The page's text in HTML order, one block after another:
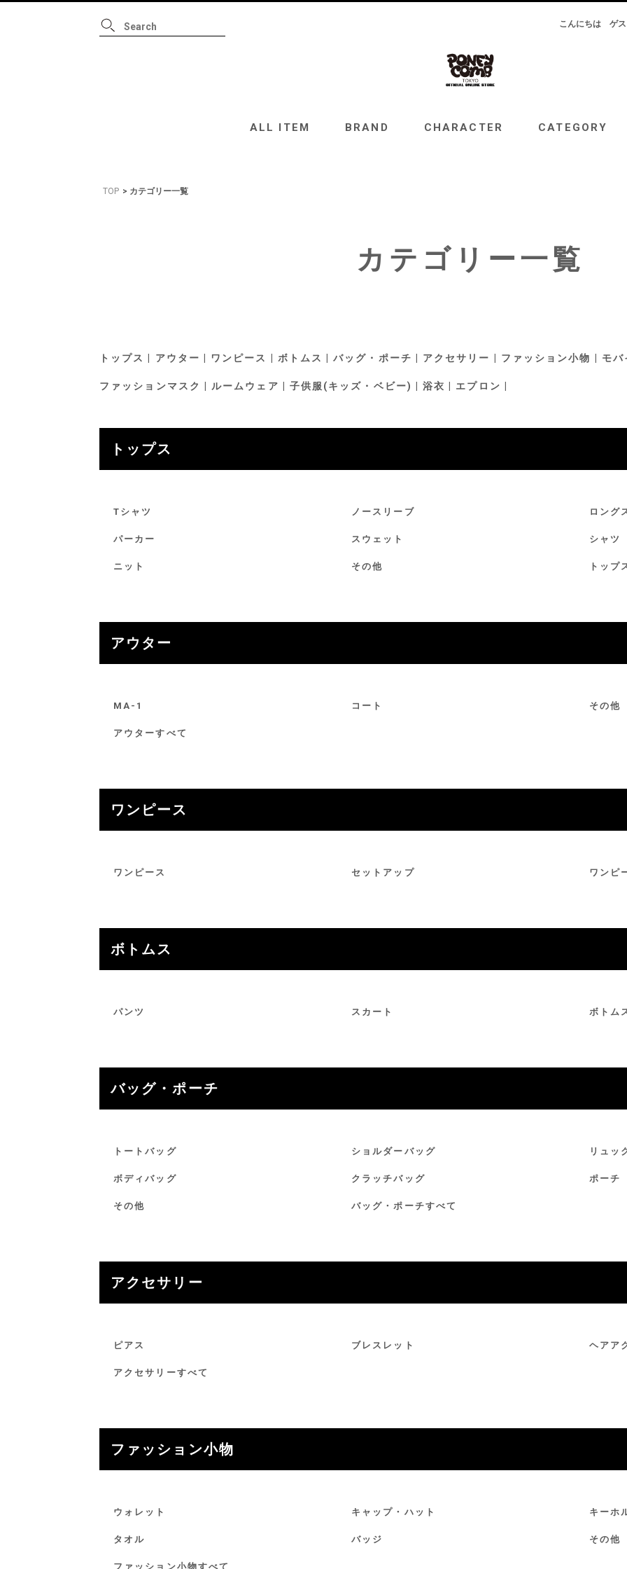
こんにちはゲ
ALL ITEM BRAND CHARACTER CATEGORY
ALL ITEM
TOP カテゴリー一覧
カテゴリー一覧
トップス アウター ワンピース ボトムス バッグ・ポーチ アクセサリー ファッション小物 モバ
ファッションマスク ルームウェア 子供服(キッズ・ベビー) 浴衣 エプロン
トップス
Tシャツ ノースリーブ ロング
パーカー スウェット シャツ
ニット その他 トップ
アウター
MA-1 コート その他
アウターすべて
ワンピース
ワンピース セットアップ ワンピ
ボトムス
パンツ スカート ボトム
バッグ・ポーチ
トートバッグ ショルダーバッグ リュッ
ボディバッグ クラッチバッグ ポーチ
その他 バッグ・ポーチすべて
アクセサリー
ピアス ブレスレット ヘアア
アクセサリーすべて
ファッション小物
ウォレット キャップ・ハット キーホ
タオル バッジ その他
ファッション小物すべて